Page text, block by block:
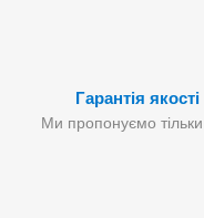
Гарантія
Ми пропонуємо тільки